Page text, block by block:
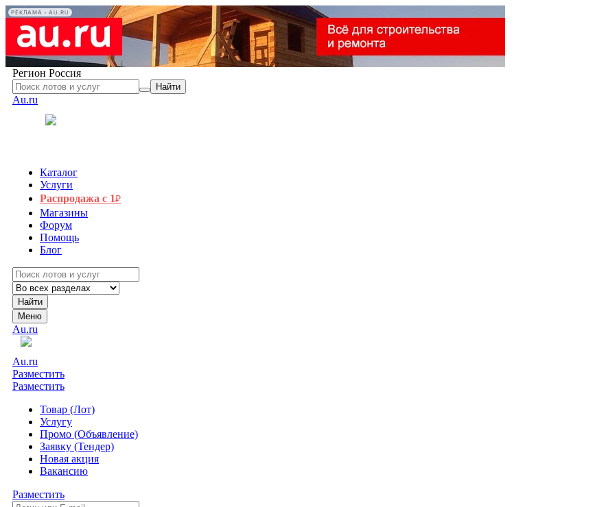
РЕКЛАМА • AU.RU
Регион Россия
Найти
Au.ru
Каталог
Услуги
Распродажа с 1₽
Магазины
Форум
Помощь
Блог
Найти
Меню
Au.ru
Au.ru
Разместить
Разместить
Товар (Лот)
Услугу
Промо (Объявление)
Заявку (Тендер)
Новая акция
Вакансию
Разместить